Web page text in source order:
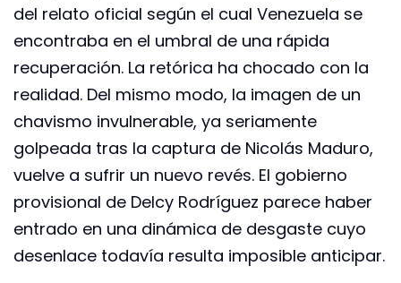
del relato oficial según el cual Venezuela se
encontraba en el umbral de una rápida
recuperación. La retórica ha chocado con la
realidad. Del mismo modo, la imagen de un
chavismo invulnerable, ya seriamente
golpeada tras la captura de Nicolás Maduro,
vuelve a sufrir un nuevo revés. El gobierno
provisional de Delcy Rodríguez parece haber
entrado en una dinámica de desgaste cuyo
desenlace todavía resulta imposible anticipar.